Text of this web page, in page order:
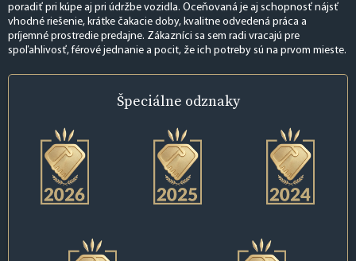
poradiť pri kúpe aj pri údržbe vozidla. Oceňovaná je aj schopnosť nájsť
vhodné riešenie, krátke čakacie doby, kvalitne odvedená práca a
príjemné prostredie predajne. Zákazníci sa sem radi vracajú pre
spoľahlivosť, férové jednanie a pocit, že ich potreby sú na prvom mieste.
Špeciálne odznaky